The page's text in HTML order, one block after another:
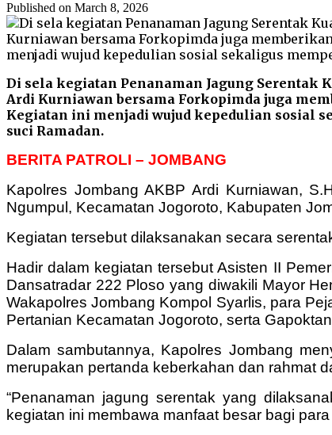
Published on March 8, 2026
Di sela kegiatan Penanaman Jagung Serentak
Ardi Kurniawan bersama Forkopimda juga
Kegiatan ini menjadi wujud kepedulian sosial
suci Ramadan.
BERITA PATROLI – JOMBANG
Kapolres Jombang AKBP Ardi Kurniawan,
Ngumpul, Kecamatan Jogoroto, Kabupaten
Kegiatan tersebut dilaksanakan secara
Hadir dalam kegiatan tersebut Asisten II
Dansatradar 222 Ploso yang diwakili Mayor
Wakapolres Jombang Kompol Syarlis, para
Pertanian Kecamatan Jogoroto, serta
Dalam sambutannya, Kapolres Jombang
merupakan pertanda keberkahan dan rahmat
“Penanaman jagung serentak yang
kegiatan ini membawa manfaat besar bagi